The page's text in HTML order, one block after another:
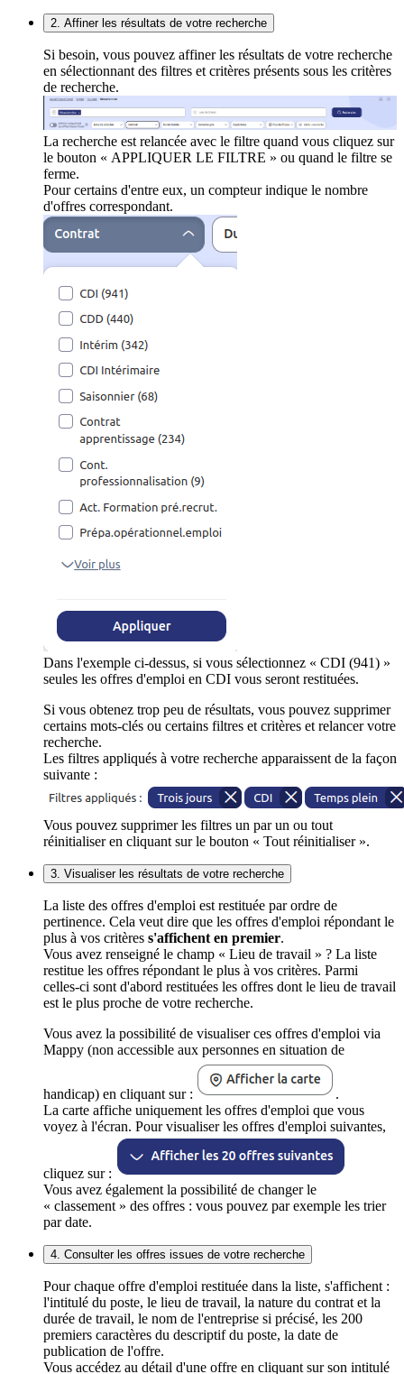
2. Affiner les résultats de votre recherche
Si besoin, vous pouvez affiner les résultats de votre recherche
en sélectionnant des filtres et critères présents sous les critères
de recherche.
La recherche est relancée avec le filtre quand vous cliquez sur
le bouton « APPLIQUER LE FILTRE » ou quand le filtre se
ferme.
Pour certains d'entre eux, un compteur indique le nombre
d'offres correspondant.
Dans l'exemple ci-dessus, si vous sélectionnez « CDI (941) »
seules les offres d'emploi en CDI vous seront restituées.
Si vous obtenez trop peu de résultats, vous pouvez supprimer
certains mots-clés ou certains filtres et critères et relancer votre
recherche.
Les filtres appliqués à votre recherche apparaissent de la façon
suivante :
Vous pouvez supprimer les filtres un par un ou tout
réinitialiser en cliquant sur le bouton « Tout réinitialiser ».
3. Visualiser les résultats de votre recherche
La liste des offres d'emploi est restituée par ordre de
pertinence. Cela veut dire que les offres d'emploi répondant le
plus à vos critères s'affichent en premier.
Vous avez renseigné le champ « Lieu de travail » ? La liste
restitue les offres répondant le plus à vos critères. Parmi
celles-ci sont d'abord restituées les offres dont le lieu de travail
est le plus proche de votre recherche.
Vous avez la possibilité de visualiser ces offres d'emploi via
Mappy (non accessible aux personnes en situation de
handicap) en cliquant sur :
.
La carte affiche uniquement les offres d'emploi que vous
voyez à l'écran. Pour visualiser les offres d'emploi suivantes,
cliquez sur :
Vous avez également la possibilité de changer le
« classement » des offres : vous pouvez par exemple les trier
par date.
4. Consulter les offres issues de votre recherche
Pour chaque offre d'emploi restituée dans la liste, s'affichent :
l'intitulé du poste, le lieu de travail, la nature du contrat et la
durée de travail, le nom de l'entreprise si précisé, les 200
premiers caractères du descriptif du poste, la date de
publication de l'offre.
Vous accédez au détail d'une offre en cliquant sur son intitulé